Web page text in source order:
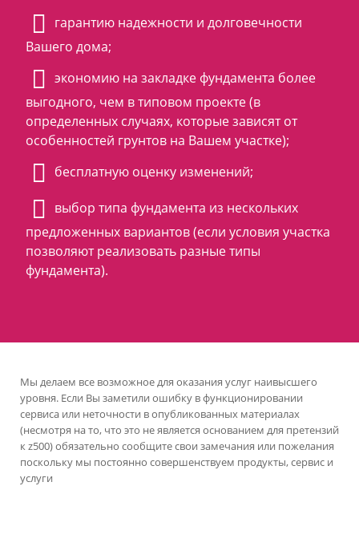
гарантию надежности и долговечности
Вашего дома;
экономию на закладке фундамента более
выгодного, чем в типовом проекте (в
определенных случаях, которые зависят от
особенностей грунтов на Вашем участке);
бесплатную оценку изменений;
выбор типа фундамента из нескольких
предложенных вариантов (если условия участка
позволяют реализовать разные типы
фундамента).
Мы делаем все возможное для оказания услуг наивысшего
уровня. Если Вы заметили ошибку в функционировании
сервиса или неточности в опубликованных материалах
(несмотря на то, что это не является основанием для претензий
к z500) обязательно сообщите свои замечания или пожелания
поскольку мы постоянно совершенствуем продукты, сервис и
услуги